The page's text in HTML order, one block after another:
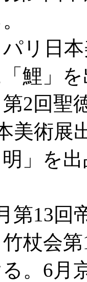
リ日本
鯉」
回聖
美術展
」を
13回
会第
。6月